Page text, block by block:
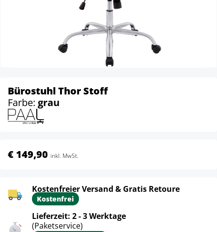
Bürostuhl Thor Stoff
Farbe: grau
€ 149,90 inkl. MwSt.
Kostenfreier Versand & Gratis Retoure
Kostenfrei
Lieferzeit: 2 - 3 Werktage
(Paketservice)